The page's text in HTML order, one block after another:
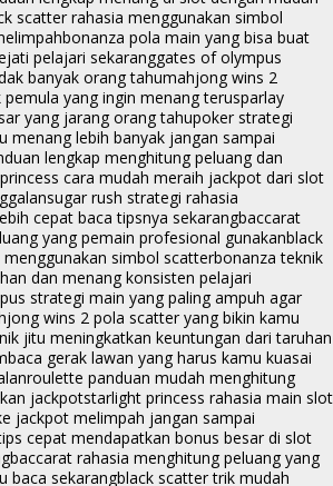
scatter rahasia menggunakan simbol
bonanza pola main yang bisa buat
pelajari sekaranggates of olympus
banyak orang tahumahjong wins 2
yang ingin menang terusparlay
yang jarang orang tahupoker strategi
menang lebih banyak jangan sampai
lengkap menghitung peluang dan
cara mudah meraih jackpot dari slot
sugar rush strategi rahasia
cepat baca tipsnya sekarangbaccarat
yang pemain profesional gunakanblack
simbol scatterbonanza teknik
dan menang konsisten pelajari
strategi main yang paling ampuh agar
wins 2 pola scatter yang bikin kamu
jitu meningkatkan keuntungan dari taruhan
gerak lawan yang harus kamu kuasai
roulette panduan mudah menghitung
jackpotstarlight princess rahasia main slot
jackpot melimpah jangan sampai
cepat mendapatkan bonus besar di slot
baccarat rahasia menghitung peluang yang
baca sekarangblack scatter trik mudah